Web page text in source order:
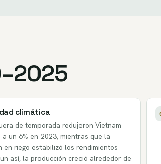
climática
de temporada redujeron Vietnam
a un 6% en 2023, mientras que la
en riego estabilizó los rendimientos
así, la producción creció alrededor de